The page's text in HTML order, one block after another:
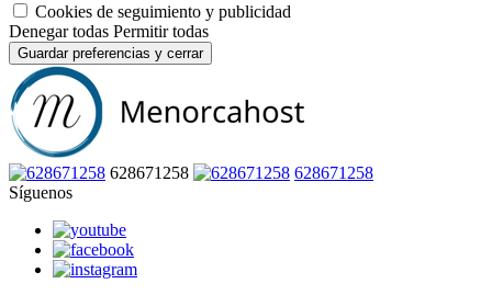
Cookies de seguimiento y publicidad
Denegar todas Permitir todas
Guardar preferencias y cerrar
628671258
628671258
Síguenos